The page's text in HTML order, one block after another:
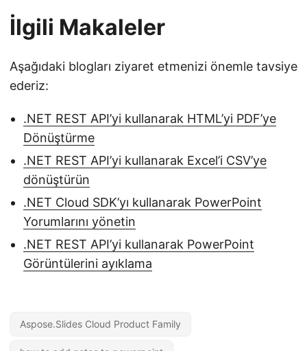
İlgili Makaleler
Aşağıdaki blogları ziyaret etmenizi önemle tavsiye
ederiz:
.NET REST API’yi kullanarak HTML’yi PDF’ye
Dönüştürme
.NET REST API’yi kullanarak Excel’i CSV’ye
dönüştürün
.NET Cloud SDK’yı kullanarak PowerPoint
Yorumlarını yönetin
.NET REST API’yi kullanarak PowerPoint
Görüntülerini ayıklama
Aspose.Slides Cloud Product Family